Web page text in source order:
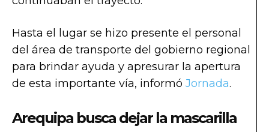
Hasta el lugar se hizo presente el personal
del área de transporte del gobierno regional
para brindar ayuda y apresurar la apertura
de esta importante vía, informó Jornada.
Arequipa busca dejar la mascarilla